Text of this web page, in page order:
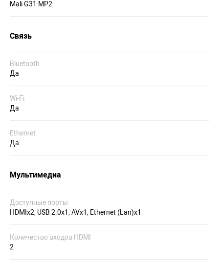
Mali G31 MP2
Связь
Bluetooth
Да
Wi-Fi
Да
Ethernet
Да
Мультимедиа
Доступные порты
HDMIх2, USB 2.0х1, AVх1, Ethernet (Lan)х1
Количество входов HDMI
2